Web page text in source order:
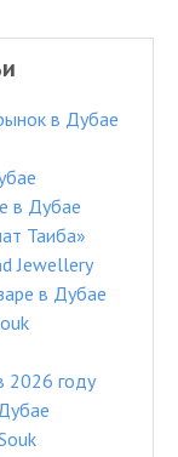
в Дубае
в Дубае
Таиба»
Jewellery
в Дубае
2026 году